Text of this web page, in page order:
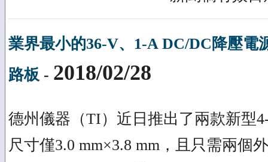
業界最小的36-V、1-A DC/DC降壓電
路板 - 2018/02/28
德州儀器（TI）近日推出了兩款新型
尺寸僅3.0 mm×3.8 mm，且只需兩個